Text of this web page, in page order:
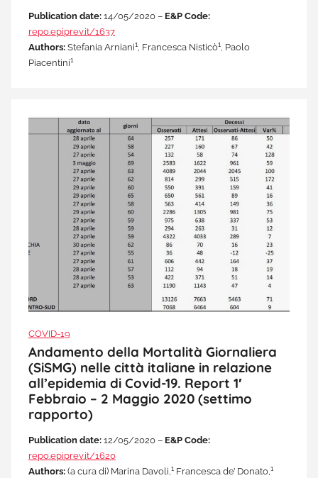
Publication date: 14/05/2020 – E&P Code:
repo.epiprev.it/1637
Authors: Stefania Arniani1, Francesca Nisticò1, Paolo
Piacentini1
COVID-19
Andamento della Mortalità Giornaliera
(SiSMG) nelle città italiane in relazione
all’epidemia di Covid-19. Report 1′
Febbraio – 2 Maggio 2020 (settimo
rapporto)
Publication date: 12/05/2020 – E&P Code:
repo.epiprev.it/1620
Authors: (a cura di) Marina Davoli,1 Francesca de’ Donato,1